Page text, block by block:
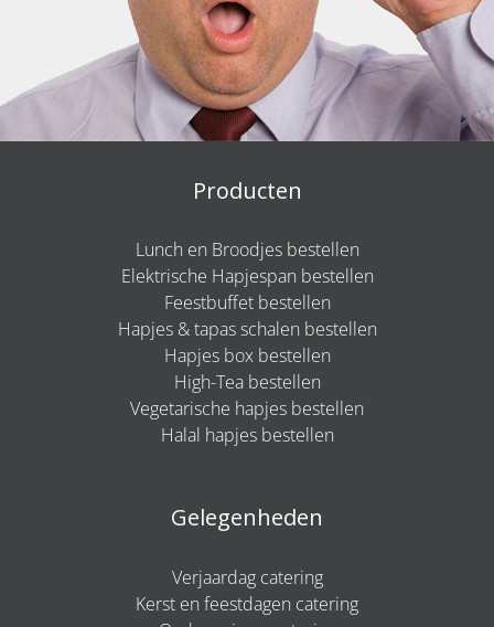
Producten
Lunch en Broodjes bestellen
Elektrische Hapjespan bestellen
Feestbuffet bestellen
Hapjes & tapas schalen bestellen
Hapjes box bestellen
High-Tea bestellen
Vegetarische hapjes bestellen
Halal hapjes bestellen
Gelegenheden
Verjaardag catering
Kerst en feestdagen catering